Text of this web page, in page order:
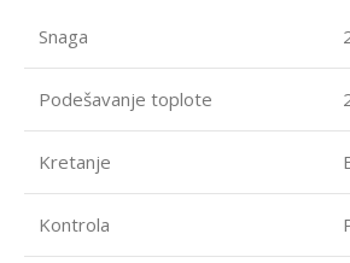
Snaga
Podešavanje toplote
Kretanje
Kontrola